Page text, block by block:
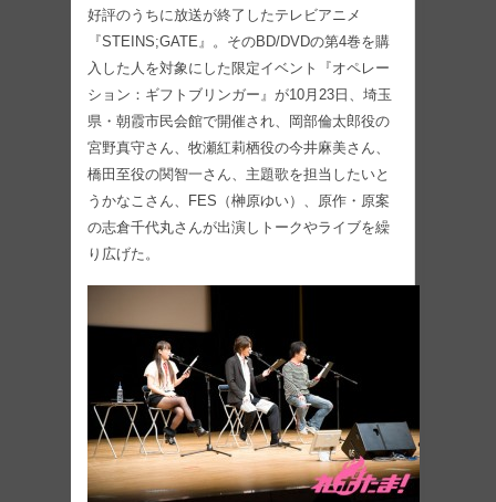
好評のうちに放送が終了したテレビアニメ
『STEINS;GATE』。そのBD/DVDの第4巻を購
入した人を対象にした限定イベント『オペレー
ション：ギフトブリンガー』が10月23日、埼玉
県・朝霞市民会館で開催され、岡部倫太郎役の
宮野真守さん、牧瀬紅莉栖役の今井麻美さん、
橋田至役の関智一さん、主題歌を担当したいと
うかなこさん、FES（榊原ゆい）、原作・原案
の志倉千代丸さんが出演しトークやライブを繰
り広げた。